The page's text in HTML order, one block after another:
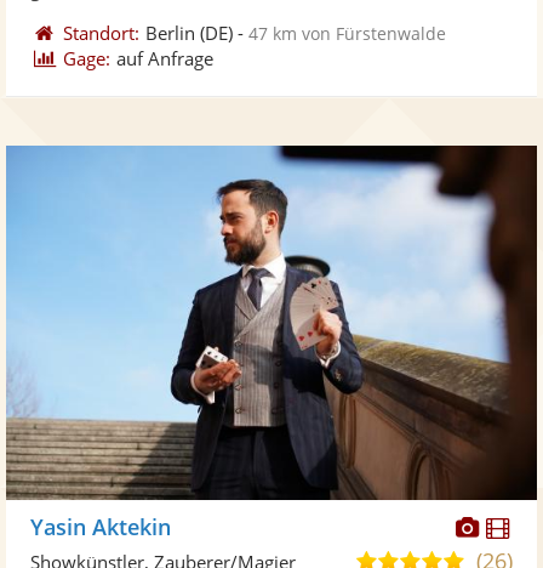
Standort: Berlin (DE) -47 km von Fürstenwalde
Gage: auf Anfrage
Yasin Aktekin
5,0(26)
Showkünstler, Zauberer/Magier